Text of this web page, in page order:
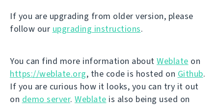
If you are upgrading from older version, please
follow our upgrading instructions.
You can find more information about Weblate on
https://weblate.org, the code is hosted on Github.
If you are curious how it looks, you can try it out
on demo server. Weblate is also being used on